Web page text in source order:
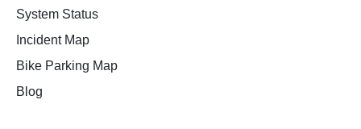
System Status
Incident Map
Bike Parking Map
Blog